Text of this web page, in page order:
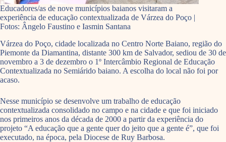
Educadores/as de nove municípios baianos visitaram a
experiência de educação contextualizada de Várzea do Poço |
Fotos: Ângelo Faustino e Iasmin Santana
Várzea do Poço, cidade localizada no Centro Norte Baiano, região do
Piemonte da Diamantina, distante 300 km de Salvador, sediou de 30 de
novembro a 3 de dezembro o 1º Intercâmbio Regional de Educação
Contextualizada no Semiárido baiano. A escolha do local não foi por
acaso.
Nesse município se desenvolve um trabalho de educação
contextualizada consolidado no campo e na cidade e que foi iniciado
nos primeiros anos da década de 2000 a partir da experiência do
projeto “A educação que a gente quer do jeito que a gente é”, que foi
executado, na época, pela Diocese de Ruy Barbosa.